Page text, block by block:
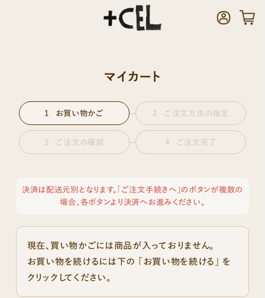
マイカート
お買い物かご ご注文方法の指定
ご注文の確認 ご注文完了
決済は配送元別となります。「ご注文手続きへ」のボタンが複数の
場合、各ボタンより決済へお進みください。
現在、買い物かごには商品が入っておりません。
お買い物を続けるには下の 「お買い物を続ける」 を
クリックしてください。